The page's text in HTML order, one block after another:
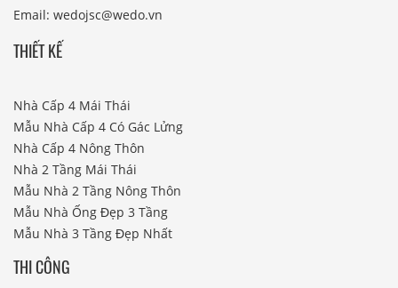
Email: wedojsc@wedo.vn
THIẾT KẾ
Nhà Cấp 4 Mái Thái
Mẫu Nhà Cấp 4 Có Gác Lửng
Nhà Cấp 4 Nông Thôn
Nhà 2 Tầng Mái Thái
Mẫu Nhà 2 Tầng Nông Thôn
Mẫu Nhà Ống Đẹp 3 Tầng
Mẫu Nhà 3 Tầng Đẹp Nhất
THI CÔNG